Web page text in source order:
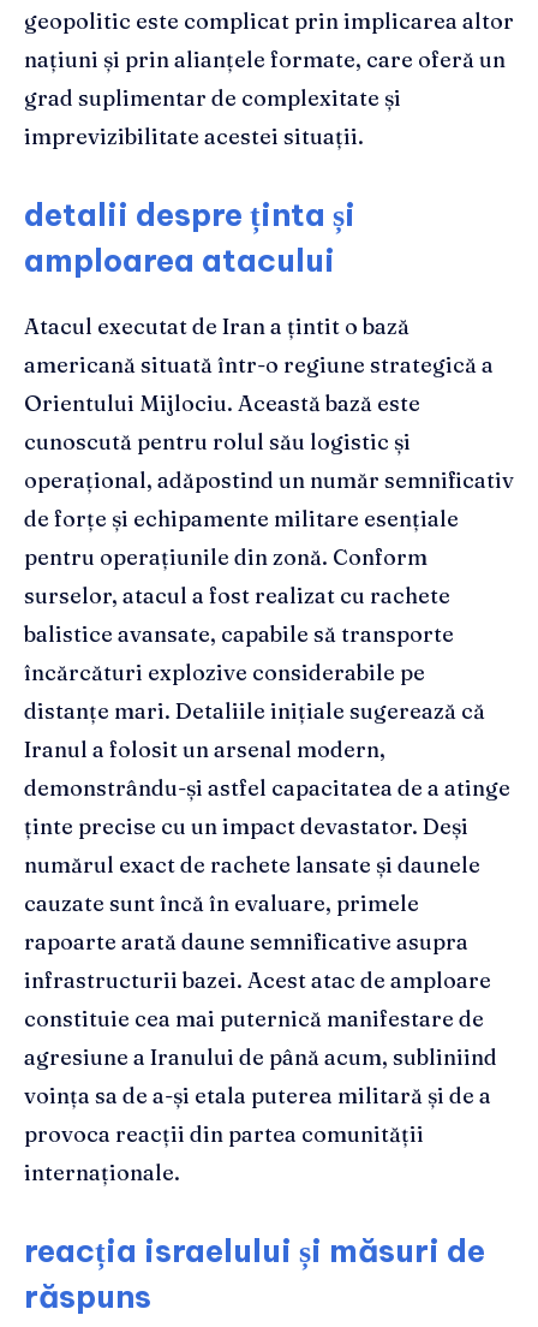
geopolitic este complicat prin implicarea altor
națiuni și prin alianțele formate, care oferă un
grad suplimentar de complexitate și
imprevizibilitate acestei situații.
detalii despre ținta și
amploarea atacului
Atacul executat de Iran a țintit o bază
americană situată într-o regiune strategică a
Orientului Mijlociu. Această bază este
cunoscută pentru rolul său logistic și
operațional, adăpostind un număr semnificativ
de forțe și echipamente militare esențiale
pentru operațiunile din zonă. Conform
surselor, atacul a fost realizat cu rachete
balistice avansate, capabile să transporte
încărcături explozive considerabile pe
distanțe mari. Detaliile inițiale sugerează că
Iranul a folosit un arsenal modern,
demonstrându-și astfel capacitatea de a atinge
ținte precise cu un impact devastator. Deși
numărul exact de rachete lansate și daunele
cauzate sunt încă în evaluare, primele
rapoarte arată daune semnificative asupra
infrastructurii bazei. Acest atac de amploare
constituie cea mai puternică manifestare de
agresiune a Iranului de până acum, subliniind
voința sa de a-și etala puterea militară și de a
provoca reacții din partea comunității
internaționale.
reacția israelului și măsuri de
răspuns